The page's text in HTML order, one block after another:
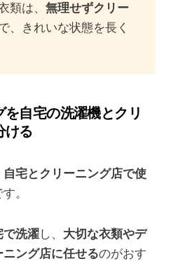
類は、 無理せずクリー
、きれいな状態を長く
を自宅の洗濯機とクリ
ける
自宅とクリーニング店で使
。
で洗濯し、 大切な衣類やデ
ニング店に任せるのがおす